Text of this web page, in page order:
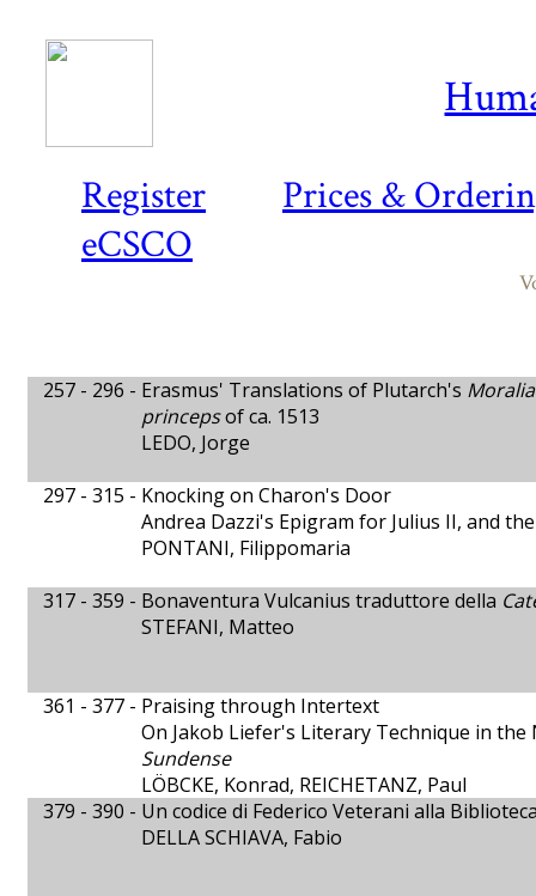
Register
Prices &
eCSCO
257 - 296 - Erasmus' Translations of Plutarch's Moralia
princepsof ca. 1513
LEDO, Jorge
297 - 315 - Knocking on Charon's Door
Andrea Dazzi's Epigram for Julius II, and
PONTANI, Filippomaria
317 - 359 - Bonaventura Vulcanius traduttore della
STEFANI, Matteo
361 - 377 - Praising through Intertext
On Jakob Liefer's Literary Technique in
Sundense
LÖBCKE, Konrad, REICHETANZ, Paul
379 - 390 - Un codice di Federico Veterani alla
DELLA SCHIAVA, Fabio